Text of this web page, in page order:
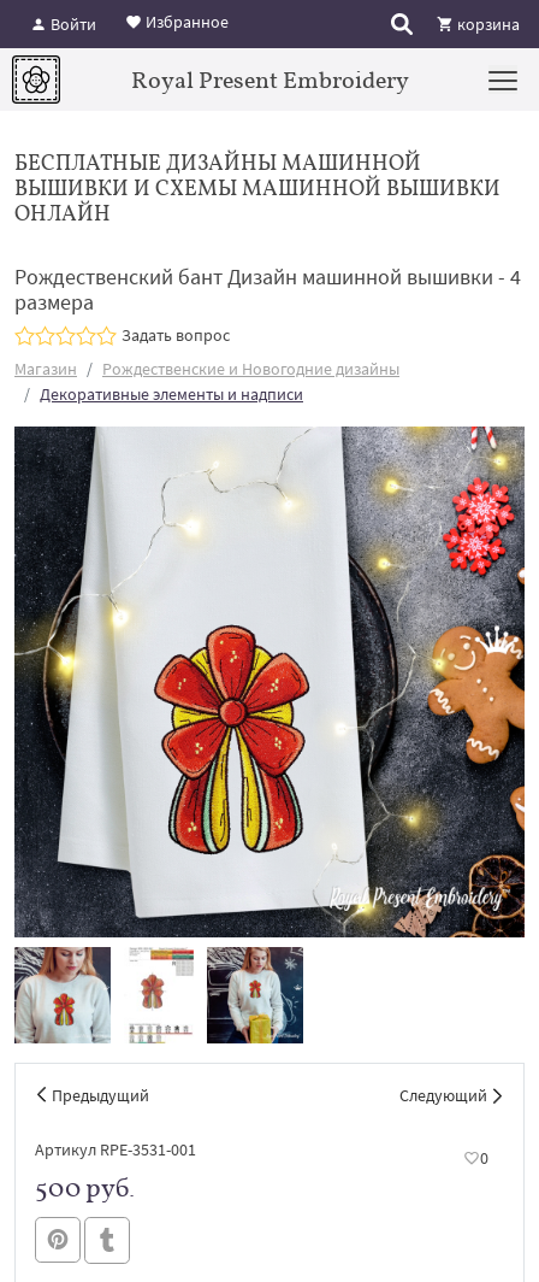
Войти Избранное корзина
Royal Present Embroidery
БЕСПЛАТНЫЕ ДИЗАЙНЫ МАШИННОЙ
ВЫШИВКИ И СХЕМЫ МАШИННОЙ ВЫШИВКИ
ОНЛАЙН
Рождественский бант Дизайн машинной вышивки - 4
размера
Задать вопрос
Магазин
Рождественские и Новогодние дизайны
Декоративные элементы и надписи
Предыдущий Следующий
Артикул RPE-3531-001 0
500 руб.